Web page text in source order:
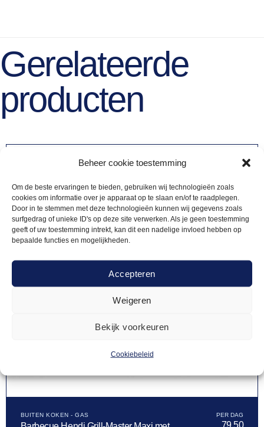
Beheer cookie toestemming
Om de beste ervaringen te bieden, gebruiken wij technologieën zoals
cookies om informatie over je apparaat op te slaan en/of te raadplegen.
Door in te stemmen met deze technologieën kunnen wij gegevens zoals
surfgedrag of unieke ID's op deze site verwerken. Als je geen toestemming
geeft of uw toestemming intrekt, kan dit een nadelige invloed hebben op
bepaalde functies en mogelijkheden.
Accepteren
Weigeren
Bekijk voorkeuren
Cookiebeleid
Gerelateerde
producten
BUITEN KOKEN - GAS
79,50